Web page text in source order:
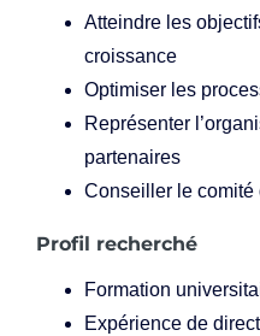
Atteindre les
croissance
Optimiser les
Représenter
partenaires
Conseiller le comité
Profil recherché
Formation
Expérience de